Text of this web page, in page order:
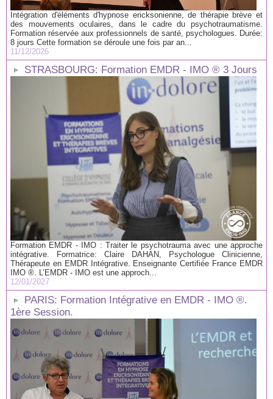
Intégration d'éléments d'hypnose ericksonienne, de thérapie brève et
des mouvements oculaires, dans le cadre du psychotraumatisme.
Formation réservée aux professionnels de santé, psychologues. Durée:
8 jours Cette formation se déroule une fois par an...
11/12/2026
STRASBOURG: Formation EMDR - IMO ® 3 Jours
Formation EMDR - IMO : Traiter le psychotrauma avec une approche
intégrative. Formatrice: Claire DAHAN, Psychologue Clinicienne,
Thérapeute en EMDR Intégrative. Enseignante Certifiée France EMDR
IMO ®. L’EMDR - IMO est une approch...
12/01/2027
PARIS: Formation Intégrative en EMDR - IMO ®.
1ère Session.